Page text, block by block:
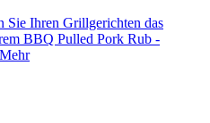
Sie Ihren Grillgerichten das
BBQ Pulled Pork Rub -
Mehr